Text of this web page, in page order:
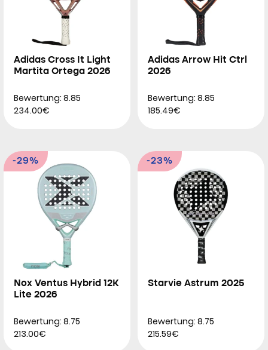
Adidas Cross It Light
Martita Ortega 2026
Bewertung: 8.85
234.00€
Adidas Arrow Hit Ctrl
2026
Bewertung: 8.85
185.49€
-29%
Nox Ventus Hybrid 12K
Lite 2026
Bewertung: 8.75
213.00€
-23%
Starvie Astrum 2025
Bewertung: 8.75
215.59€